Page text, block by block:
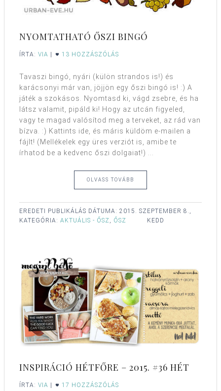
NYOMTATHATÓ ŐSZI BINGÓ
ÍRTA: VIA 13 HOZZÁSZÓLÁS
Tavaszi bingó, nyári (külön strandos is!) és
karácsonyi már van, jöjjön egy őszi bingó is! :) A
játék a szokásos. Nyomtasd ki, vágd zsebre, és ha
látsz valamit, pipáld ki! Hogy az utcán figyeled,
vagy te magad valósítod meg a terveket, az rád van
bízva. :) Kattints ide, és máris küldöm e-mailen a
fájlt! (Mellékelek egy üres verziót is, amibe te
írhatod be a kedvenc őszi dolgaiat!) ...
OLVASS TOVÁBB
EREDETI PUBLIKÁLÁS DÁTUMA: 2015. SZEPTEMBER 8.,
KEDD
KATEGÓRIA: AKTUÁLIS - ŐSZ, ŐSZ
INSPIRÁCIÓ HÉTFŐRE – 2015. #36 HÉT
ÍRTA: VIA | 17 HOZZÁSZÓLÁS